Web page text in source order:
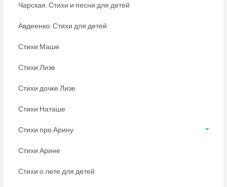
Чарская. Стихи и песни для детей
Авдеенко. Стихи для детей
Стихи Маше
Стихи Лизе
Стихи дочке Лизе
Стихи Наташе
Стихи про Арину
Стихи Арине
Стихи о лете для детей